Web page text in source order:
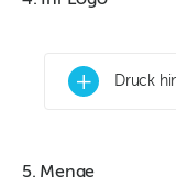
+ Druck
5. Menge